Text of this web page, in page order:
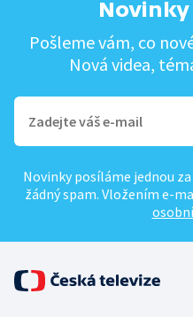
Pošleme vám, co
Nová videa,
Novinky posíláme jednou
žádný spam. Vložením e-